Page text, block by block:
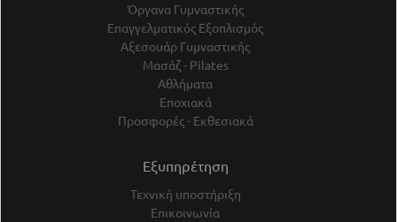
Όργανα Γυμναστικής
Επαγγελματικός Εξοπλισμός
Αξεσουάρ Γυμναστικής
Μασάζ - Pilates
Αθλήματα
Εποχιακά
Προσφορές - Εκθεσιακά
Εξυπηρέτηση
Τεχνική υποστήριξη
Επικοινωνία